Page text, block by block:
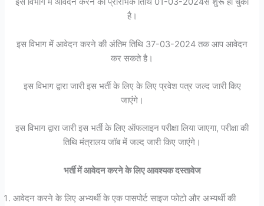
है।
इस विभाग में आवेदन करने की अंतिम तिथि 37-03-2024 तक आप आवेदन
कर सकते है।
इस विभाग द्वारा जारी इस भर्ती के लिए के लिए प्रवेश पत्र जल्द जारी किए
जाएंगे।
इस विभाग द्वारा जारी इस भर्ती के लिए ऑफलाइन परीक्षा लिया जाएगा, परीक्षा की
तिथि मंत्रालय जॉब में जल्द जारी किए जाएंगे।
भर्ती में आवेदन करने के लिए आवश्यक दस्तावेज
आवेदन करने के लिए अभ्यर्थी के एक पासपोर्ट साइज फोटो और अभ्यर्थी की